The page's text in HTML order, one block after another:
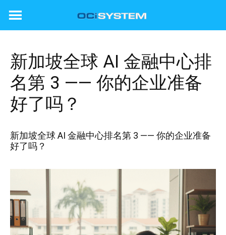
新加坡全球 AI 金融中心排
名第 3 —— 你的企业准备
好了吗？
新加坡全球 AI 金融中心排名第 3 —— 你的企业准备
好了吗？